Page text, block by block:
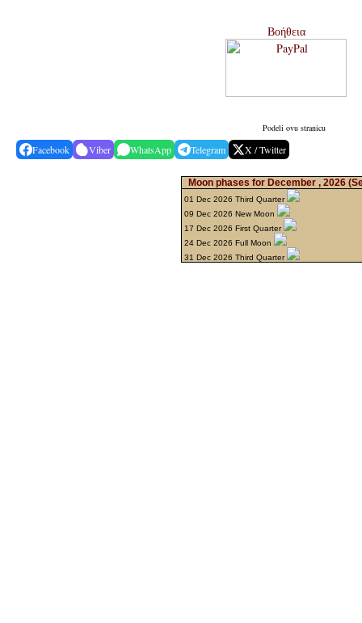
Βοήθεια
Podeli ovu stranicu
Facebook Viber WhatsApp Telegram X / Twitter
Moon phases for December , 2026
01 Dec 2026 Third Quarter
09 Dec 2026 New Moon
17 Dec 2026 First Quarter
24 Dec 2026 Full Moon
31 Dec 2026 Third Quarter